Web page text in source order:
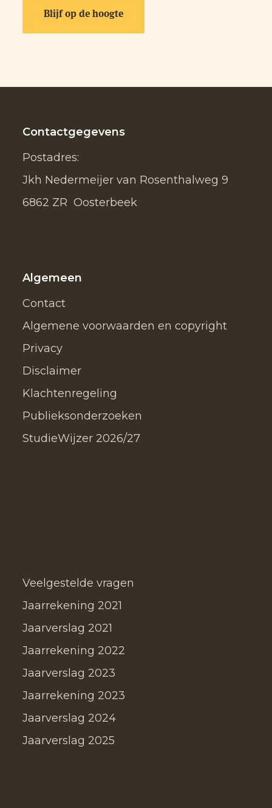
Contactgegevens
Postadres:
Jkh Nedermeijer van Rosenthalweg 9
6862 ZR Oosterbeek
Algemeen
Contact
Algemene voorwaarden en copyright
Privacy
Disclaimer
Klachtenregeling
Publieksonderzoeken
StudieWijzer 2026/27
Veelgestelde vragen
Jaarrekening 2021
Jaarverslag 2021
Jaarrekening 2022
Jaarverslag 2023
Jaarrekening 2023
Jaarverslag 2024
Jaarverslag 2025